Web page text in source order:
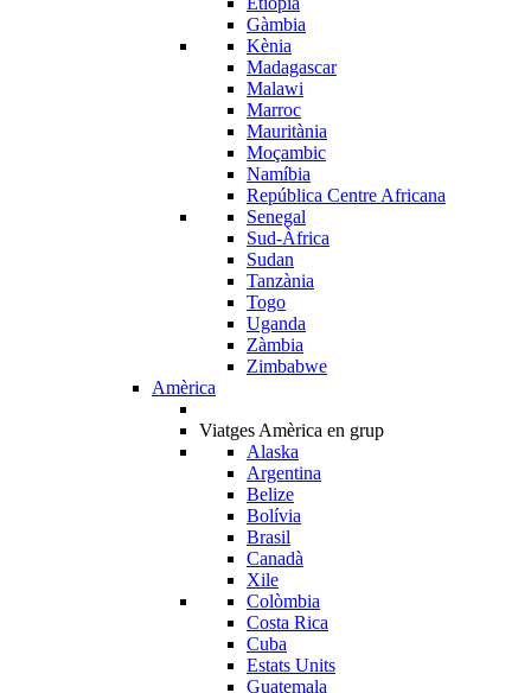
Gàmbia
Kènia
Madagascar
Malawi
Marroc
Mauritània
Moçambic
Namíbia
República Centre Africana
Senegal
Sud-Àfrica
Sudan
Tanzània
Togo
Uganda
Zàmbia
Zimbabwe
Amèrica
Viatges Amèrica en grup
Alaska
Argentina
Belize
Bolívia
Brasil
Canadà
Xile
Colòmbia
Costa Rica
Cuba
Estats Units
Guatemala